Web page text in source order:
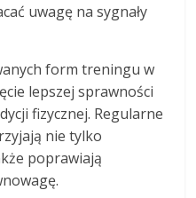
uwagę na sygnały
form treningu w
lepszej sprawności
fizycznej. Regularne
nie tylko
poprawiają